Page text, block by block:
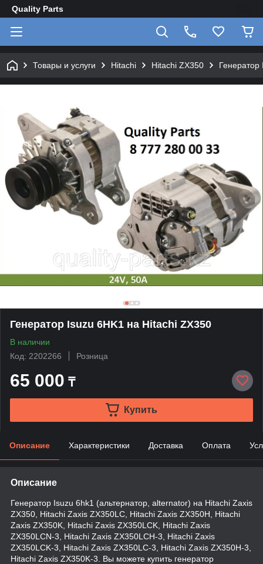
Quality Parts
Товары и услуги Hitachi Hitachi ZX350
Генератор Isuzu 6HK1 на Hitachi ZX350
В наличии
Код: 2202266
Розница
65 000 ₸
Купить
Описание Характеристики Доставка Оплата
Описание
Генератор Isuzu 6hk1 (альтернатор, alternator) на Hitachi Zaxis
ZX350, Hitachi Zaxis ZX350LC, Hitachi Zaxis ZX350H, Hitachi
Zaxis ZX350K, Hitachi Zaxis ZX350LCK, Hitachi Zaxis
ZX350LCN-3, Hitachi Zaxis ZX350LCH-3, Hitachi Zaxis
ZX350LCK-3, Hitachi Zaxis ZX350LC-3, Hitachi Zaxis ZX350H-3,
Hitachi Zaxis ZX350K-3. Вы можете купить генератор